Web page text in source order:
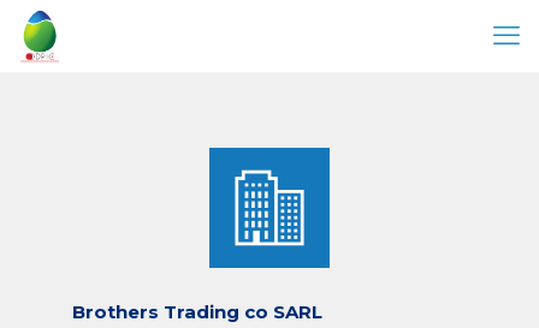
Brothers Trading co SARL